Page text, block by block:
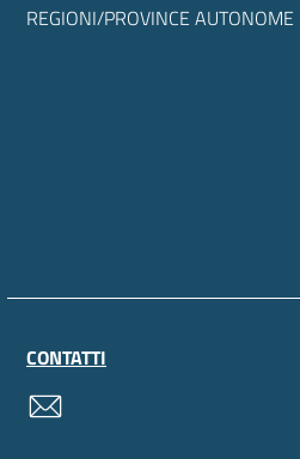
REGIONI/PROVINCE AUTONOME
CONTATTI